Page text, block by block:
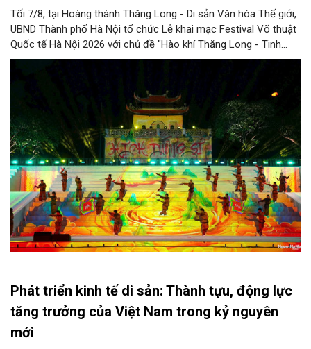
Tối 7/8, tại Hoàng thành Thăng Long - Di sản Văn hóa Thế giới,
UBND Thành phố Hà Nội tổ chức Lễ khai mạc Festival Võ thuật
Quốc tế Hà Nội 2026 với chủ đề "Hào khí Thăng Long - Tinh
hoa võ Việt". Lần đầu tiên được tổ chức, Festival đánh dấu
hóa - thể thao mang tầm quốc tế, góp phần tôn vinh truyền
thống thượng võ dân tộc, quảng bá hình ảnh Hà Nội và thúc đẩy
giao lưu văn hóa, thể thao với bạn bè thế giới.
Phát triển kinh tế di sản: Thành tựu, động lực
tăng trưởng của Việt Nam trong kỷ nguyên
mới